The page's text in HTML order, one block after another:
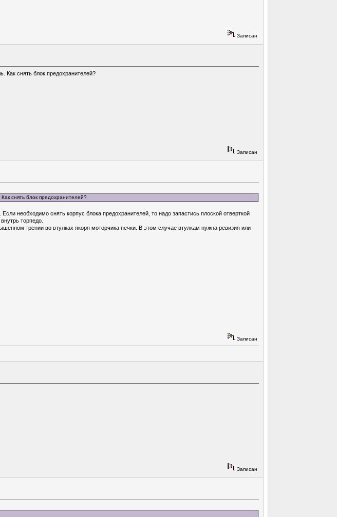
Записан
Как снять блок предохранителей?
Записан
снять блок предохранителей?
необходимо снять корпус блока предохранителей, то надо запастись плоской отверткой
торпедо.
трении во втулках якоря моторчика печки. В этом случае втулкам нужна ревизия или
Записан
Записан